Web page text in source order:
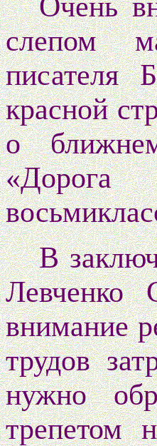
слепом
писателя
красной
о
«Дорога
В
Левченко
внимание
трудов
нужно
трепетом